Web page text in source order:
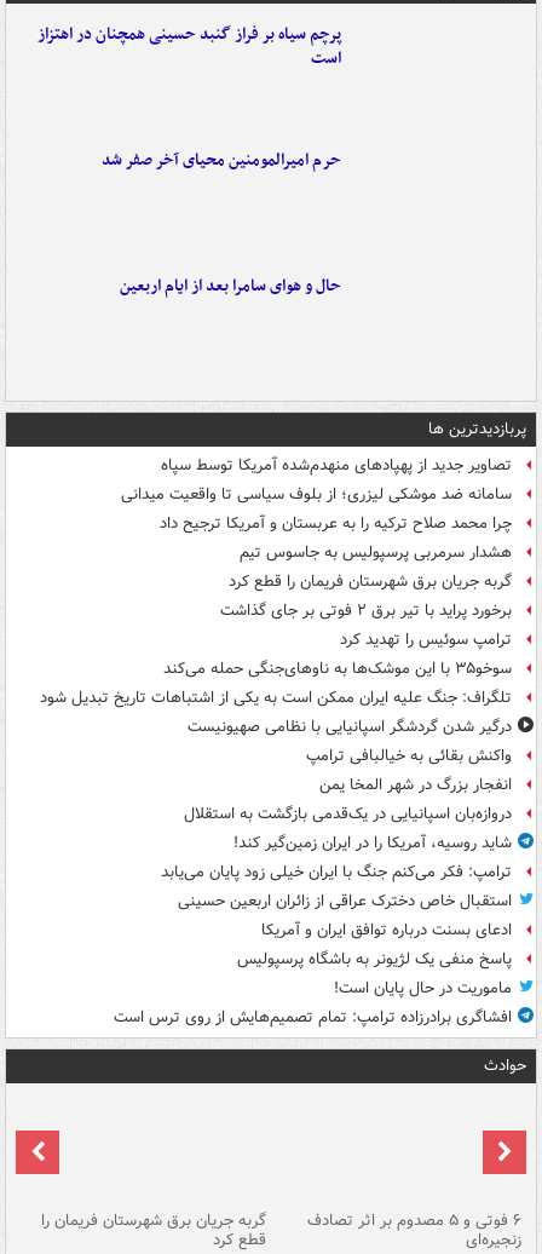
پرچم سیاه بر فراز گنبد حسینی همچنان در اهتزاز
است
حرم امیرالمومنین محیای آخر صفر شد
حال و هوای سامرا بعد از ایام اربعین
پربازدیدترین ها
تصاویر جدید از پهپادهای منهدم‌شده آمریکا توسط سپاه
سامانه ضد موشکی لیزری؛ از بلوف سیاسی تا واقعیت میدانی
چرا محمد صلاح ترکیه را به عربستان و آمریکا ترجیح داد
هشدار سرمربی پرسپولیس به جاسوس تیم
گربه جریان برق شهرستان فریمان را قطع کرد
برخورد پراید با تیر برق ۲ فوتی بر جای گذاشت
ترامپ سوئیس را تهدید کرد
سوخو۳۵ با این موشک‌ها به ناوهای‌جنگی حمله می‌کند
تلگراف: جنگ علیه ایران ممکن است به یکی از اشتباهات تاریخ تبدیل شود
درگیر شدن گردشگر اسپانیایی با نظامی صهیونیست
واکنش بقائی به خیالبافی ترامپ
انفجار بزرگ در شهر المخا یمن
دروازه‌بان اسپانیایی در یک‌قدمی بازگشت به استقلال
شاید روسیه، آمریکا را در ایران زمین‌گیر کند!
ترامپ: فکر می‌کنم جنگ با ایران خیلی زود پایان می‌یابد
استقبال خاص دخترک عراقی از زائران اربعین حسینی
ادعای بسنت درباره توافق ایران و آمریکا
پاسخ منفی یک لژیونر به باشگاه پرسپولیس
ماموریت در حال پایان است!
افشاگری برادرزاده ترامپ: تمام تصمیم‌هایش از روی ترس است
حوادث
۶ فوتی و ۵ مصدوم بر اثر تصادف
زنجیره‌ای
گربه جریان برق شهرستان فریمان را
قطع کرد